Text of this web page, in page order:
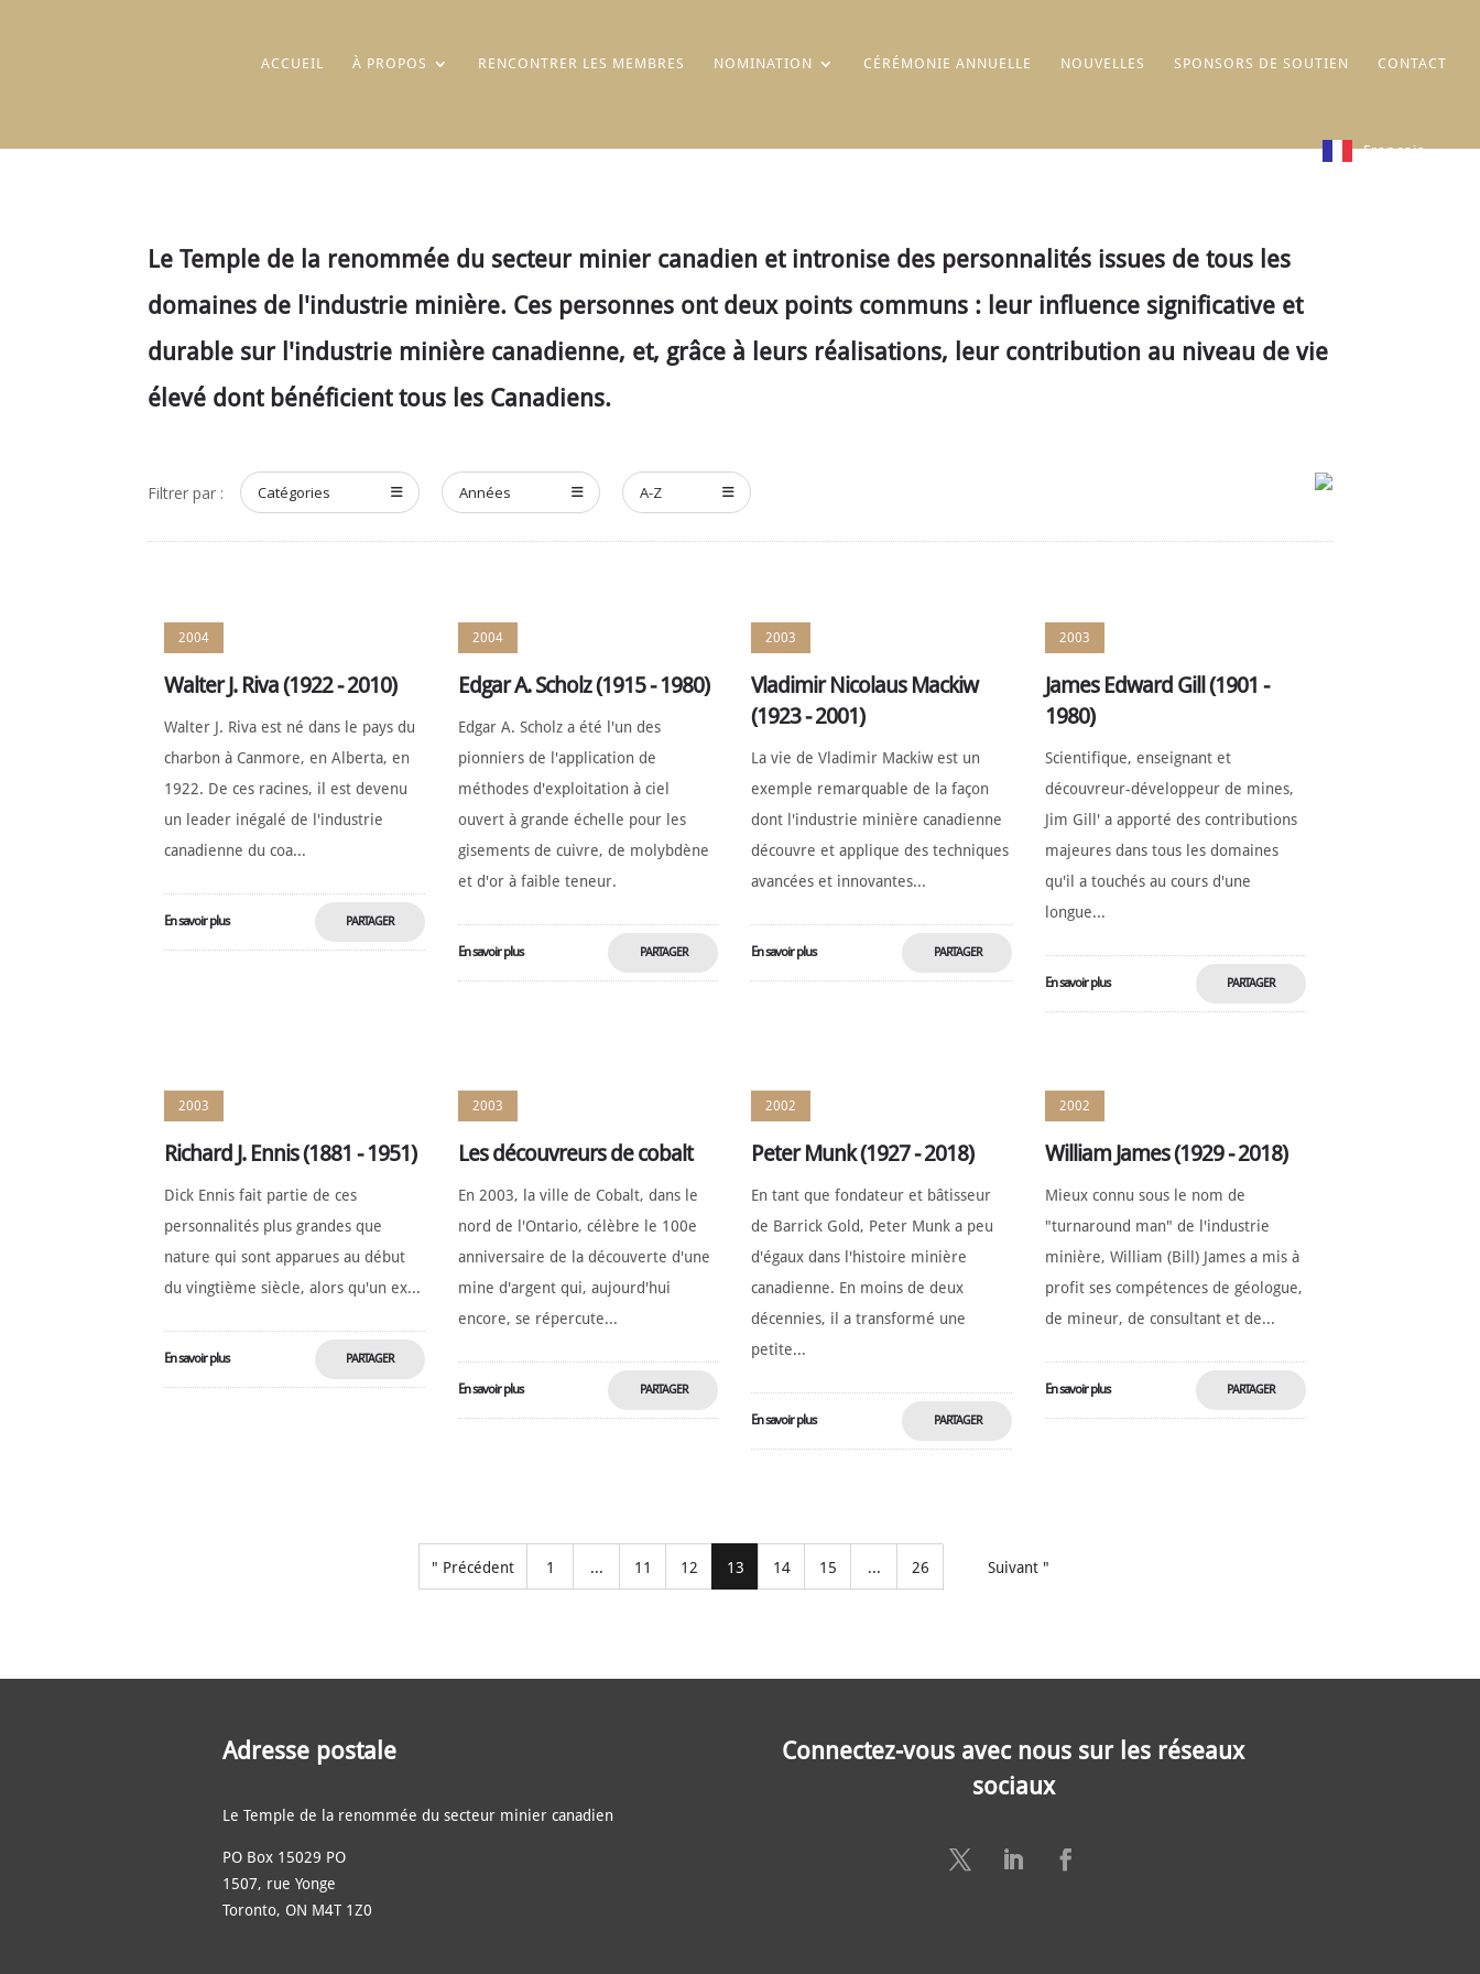
ACCUEIL À PROPOS RENCONTRER LES MEMBRES NOMINATION CÉRÉMONIE ANNUELLE NOUVELLES SPONSORS DE SOUTIEN CONTACT
Français
Le Temple de la renommée du secteur minier canadien et intronise des personnalités issues de tous les
domaines de l'industrie minière. Ces personnes ont deux points communs : leur influence significative et
durable sur l'industrie minière canadienne, et, grâce à leurs réalisations, leur contribution au niveau de vie
élevé dont bénéficient tous les Canadiens.
Filtrer par : Catégories Années A-Z
2004
Walter J. Riva (1922 - 2010)
Walter J. Riva est né dans le pays du
charbon à Canmore, en Alberta, en
1922. De ces racines, il est devenu
un leader inégalé de l'industrie
canadienne du coa...
En savoir plus PARTAGER
2004
Edgar A. Scholz (1915 - 1980)
Edgar A. Scholz a été l'un des
pionniers de l'application de
méthodes d'exploitation à ciel
ouvert à grande échelle pour les
gisements de cuivre, de molybdène
et d'or à faible teneur.
En savoir plus PARTAGER
2003
Vladimir Nicolaus Mackiw
(1923 - 2001)
La vie de Vladimir Mackiw est un
exemple remarquable de la façon
dont l'industrie minière canadienne
découvre et applique des techniques
avancées et innovantes...
En savoir plus PARTAGER
2003
James Edward Gill (1901 -
1980)
Scientifique, enseignant et
découvreur-développeur de mines,
Jim Gill' a apporté des contributions
majeures dans tous les domaines
qu'il a touchés au cours d'une
longue...
En savoir plus PARTAGER
2003
Richard J. Ennis (1881 - 1951)
Dick Ennis fait partie de ces
personnalités plus grandes que
nature qui sont apparues au début
du vingtième siècle, alors qu'un ex...
En savoir plus PARTAGER
2003
Les découvreurs de cobalt
En 2003, la ville de Cobalt, dans le
nord de l'Ontario, célèbre le 100e
anniversaire de la découverte d'une
mine d'argent qui, aujourd'hui
encore, se répercute...
En savoir plus PARTAGER
2002
Peter Munk (1927 - 2018)
En tant que fondateur et bâtisseur
de Barrick Gold, Peter Munk a peu
d'égaux dans l'histoire minière
canadienne. En moins de deux
décennies, il a transformé une
petite...
En savoir plus PARTAGER
2002
William James (1929 - 2018)
Mieux connu sous le nom de
"turnaround man" de l'industrie
minière, William (Bill) James a mis à
profit ses compétences de géologue,
de mineur, de consultant et de...
En savoir plus PARTAGER
" Précédent 1 ... 11 12 13 14 15 ... 26 Suivant "
Adresse postale
Le Temple de la renommée du secteur minier canadien
PO Box 15029 PO
1507, rue Yonge
Toronto, ON M4T 1Z0
Connectez-vous avec nous sur les réseaux
sociaux